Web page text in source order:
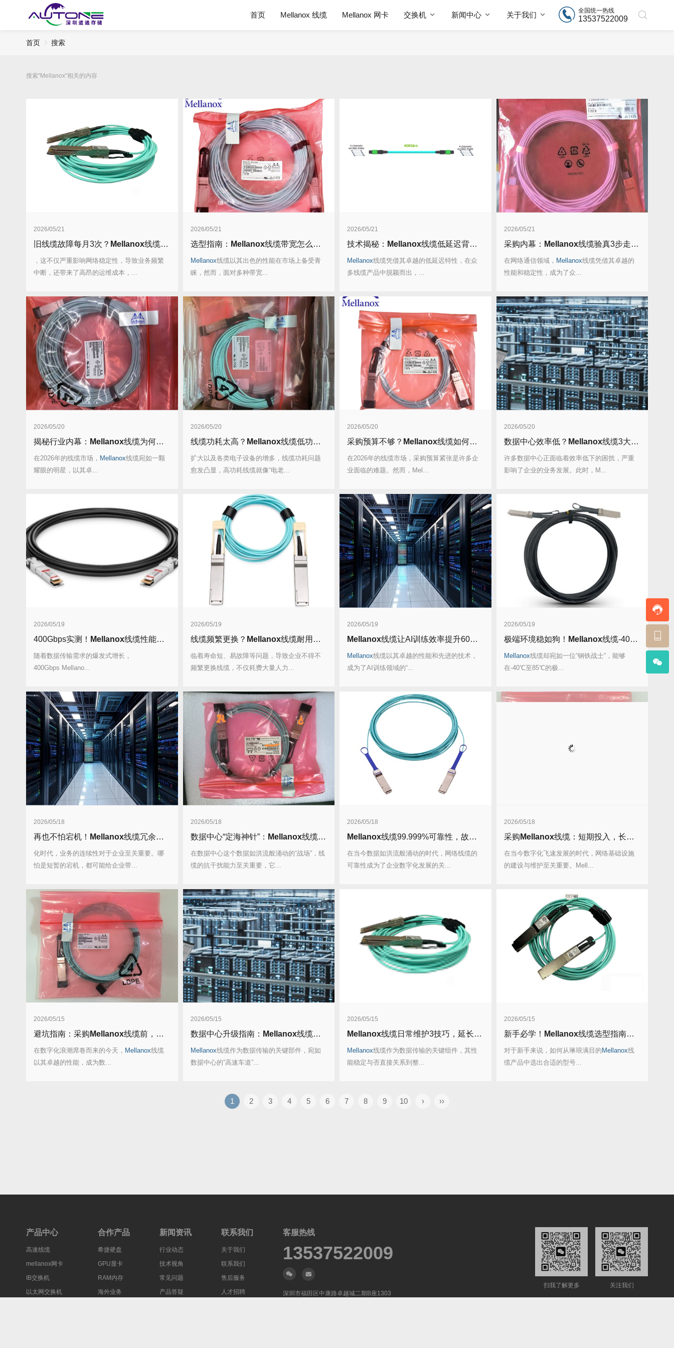
首页 Mellanox 线缆 Mellanox 网卡 交换机 新闻中心 关于我们
全国统一热线
13537522009
首页 搜索
搜索"Mellanox"相关的内容
2026/05/21
旧线缆故障每月3次？ Mellanox线缆全年零故障，太省心！
，这不仅严重影响网络稳定性，导致业务频繁
中断，还带来了高昂的运维成本，...
2026/05/21
选型指南： Mellanox线缆带宽怎么选？看完这篇不纠结！
Mellanox线缆以其出色的性能在市场上备受青
睐，然而，面对多种带宽...
2026/05/21
技术揭秘： Mellanox线缆低延迟背后的“信号优化”黑科技！
Mellanox线缆凭借其卓越的低延迟特性，在众
多线缆产品中脱颖而出，...
2026/05/21
采购内幕： Mellanox线缆验真3步走，假货休想蒙混过关！
在网络通信领域， Mellanox线缆凭借其卓越的
性能和稳定性，成为了众...
2026/05/20
揭秘行业内幕： Mellanox线缆为何比同类产品耐用3倍？
在2026年的线缆市场， Mellanox线缆宛如一颗
耀眼的明星，以其卓...
2026/05/20
线缆功耗太高？ Mellanox线缆低功耗方案能省多少电费？
扩大以及各类电子设备的增多，线缆功耗问题
愈发凸显，高功耗线缆就像“电老...
2026/05/20
采购预算不够？ Mellanox线缆如何做到“少花钱多办事”？
在2026年的线缆市场，采购预算紧张是许多企
业面临的难题。然而，Mel...
2026/05/20
数据中心效率低？ Mellanox线缆3大性能优势帮你破局！
许多数据中心正面临着效率低下的困扰，严重
影响了企业的业务发展。此时，M...
2026/05/19
400Gbps实测！ Mellanox线缆性能超越行业标准20%！
随着数据传输需求的爆发式增长，
400Gbps Mellano...
2026/05/19
线缆频繁更换？ Mellanox线缆耐用性升级，3年不用换！
临着寿命短、易故障等问题，导致企业不得不
频繁更换线缆，不仅耗费大量人力...
2026/05/19
Mellanox线缆让AI训练效率提升60%！
Mellanox线缆以其卓越的性能和先进的技术，
成为了AI训练领域的“...
2026/05/19
极端环境稳如狗！ Mellanox线缆-40℃至85℃无压力运行！
Mellanox线缆却宛如一位“钢铁战士”，能够
在-40℃至85℃的极...
2026/05/18
再也不怕宕机！ Mellanox线缆冗余设计，保障业务24h运行！
化时代，业务的连续性对于企业至关重要。哪
怕是短暂的宕机，都可能给企业带...
2026/05/18
数据中心“定海神针”： Mellanox线缆抗干扰能力实测满分！
在数据中心这个数据如洪流般涌动的“战场”，线
缆的抗干扰能力至关重要，它...
2026/05/18
Mellanox线缆99.999%可靠性，故障零容忍！
在当今数据如洪流般涌动的时代，网络线缆的
可靠性成为了企业数字化发展的关...
2026/05/18
采购 Mellanox线缆：短期投入，长期省出3年成本！
在当今数字化飞速发展的时代，网络基础设施
的建设与维护至关重要。Mell...
2026/05/15
避坑指南：采购 Mellanox线缆前，这3个参数必须核对！
在数字化浪潮席卷而来的今天， Mellanox线缆
以其卓越的性能，成为数...
2026/05/15
数据中心升级指南： Mellanox线缆如何提升整体效率？
Mellanox线缆作为数据传输的关键部件，宛如
数据中心的“高速车道”...
2026/05/15
Mellanox线缆日常维护3技巧，延长寿命5年！
Mellanox线缆作为数据传输的关键组件，其性
能稳定与否直接关系到整...
2026/05/15
新手必学！ Mellanox线缆选型指南：从带宽到兼容性全搞定！
对于新手来说，如何从琳琅满目的 Mellanox线
缆产品中选出合适的型号...
1 2 3 4 5 6 7 8 9 10 › ››
产品中心
高速线缆
mellanox网卡
IB交换机
以太网交换机
合作产品
希捷硬盘
GPU显卡
RAM内存
海外业务
新闻资讯
行业动态
技术视角
常见问题
产品答疑
联系我们
关于我们
联系我们
售后服务
人才招聘
客服热线
13537522009
深圳市福田区中康路卓越城二期B座1303
扫我了解更多 关注我们